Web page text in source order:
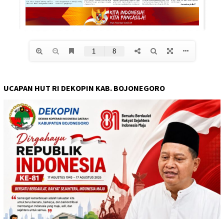
UCAPAN HUT RI DEKOPIN KAB. BOJONEGORO